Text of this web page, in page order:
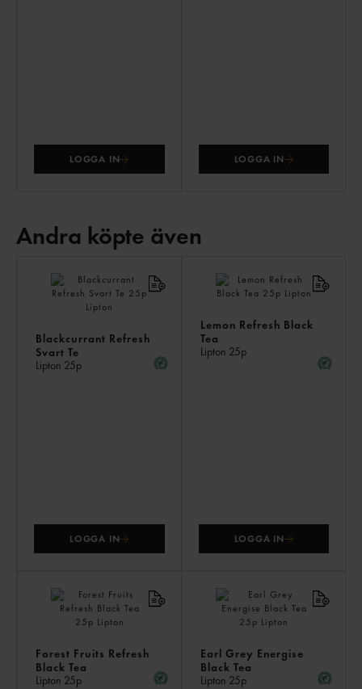
LOGGA IN LOGGA IN
Andra köpte även
Blackcurrant Refresh
Svart Te
Lipton 25p
LOGGA IN
Lemon Refresh Black
Tea
Lipton 25p
LOGGA IN
Forest Fruits Refresh
Black Tea
Lipton 25p
Earl Grey Energise
Black Tea
Lipton 25p